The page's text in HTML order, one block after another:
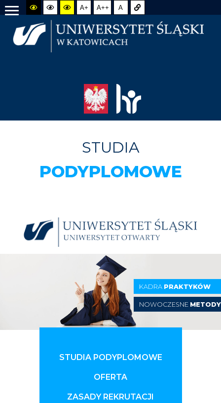
A+ A++ A
STUDIA
PODYPLOMOWE
KADRA PRAKTYKÓW
NOWOCZESNE METODY
STUDIA PODYPLOMOWE
OFERTA
ZASADY REKRUTACJI